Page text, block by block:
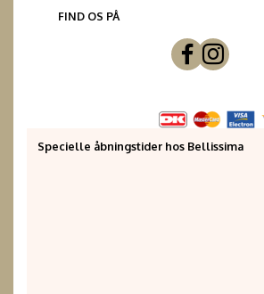
FIND OS PÅ
Specielle åbningstider hos Bellissima